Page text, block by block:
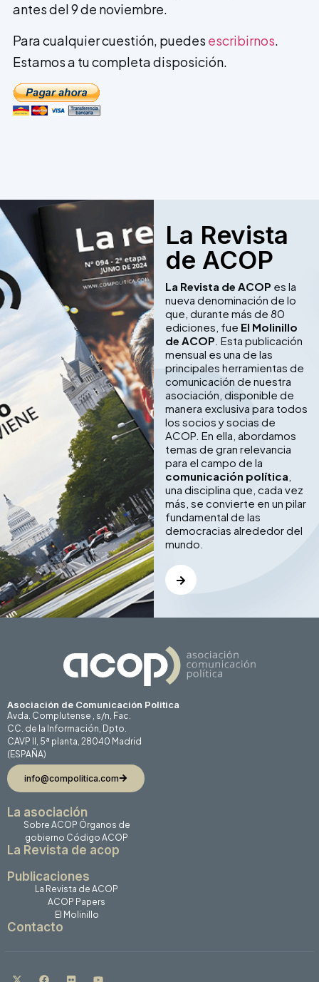
antes del 9 de noviembre.
Para cualquier cuestión, puedes escribirnos.
Estamos a tu completa disposición.
La Revista
de ACOP
La Revista de ACOP es la
nueva denominación de lo
que, durante más de 80
ediciones, fue El Molinillo
de ACOP . Esta publicación
mensual es una de las
principales herramientas de
comunicación de nuestra
asociación, disponible de
manera exclusiva para todos
los socios y socias de
ACOP. En ella, abordamos
temas de gran relevancia
para el campo de la
comunicación política
una disciplina que, cada vez
más, se convierte en un pilar
fundamental de las
democracias alrededor del
mundo.
Asociación de Comunicación Politica
Avda. Complutense , s/n, Fac.
CC. de la Información, Dpto.
CAVP II, 5ª planta, 28040 Madrid
(ESPAÑA)
info@compolitica.com
La asociación
Sobre ACOP Órganos de
gobierno Código ACOP
La Revista de acop
Publicaciones
La Revista de ACOP
ACOP Papers
El Molinillo
Contacto